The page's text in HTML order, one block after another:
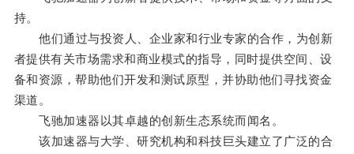
持。
他们通过与投资人、企业家和行业专家的合作，为创新
者提供有关市场需求和商业模式的指导，同时提供空间、设
备和资源，帮助他们开发和测试原型，并协助他们寻找资金
渠道。
飞驰加速器以其卓越的创新生态系统而闻名。
该加速器与大学、研究机构和科技巨头建立了广泛的合